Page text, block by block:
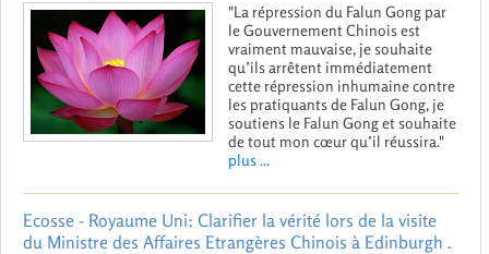
"La répression du Falun Gong par
le Gouvernement Chinois est
vraiment mauvaise, je souhaite
qu’ils arrêtent immédiatement
cette répression inhumaine contre
les pratiquants de Falun Gong, je
soutiens le Falun Gong et souhaite
de tout mon cœur qu’il réussira."
plus ...
Ecosse - Royaume Uni: Clarifier la vérité lors de la visite
du Ministre des Affaires Etrangères Chinois à Edinburgh .